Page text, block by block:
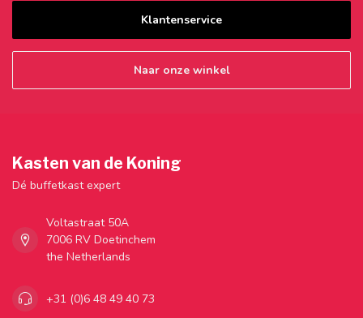
Klantenservice
Naar onze winkel
Kasten van de Koning
Dé buffetkast expert
Voltastraat 50A
7006 RV Doetinchem
the Netherlands
+31 (0)6 48 49 40 73